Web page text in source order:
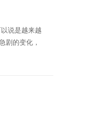
说是越来越
剧的变化，